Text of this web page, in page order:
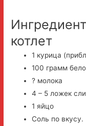
котлет
1 курица
100 грамм
? молока
4 – 5 ложек
1 яйцо
Соль по вкусу.